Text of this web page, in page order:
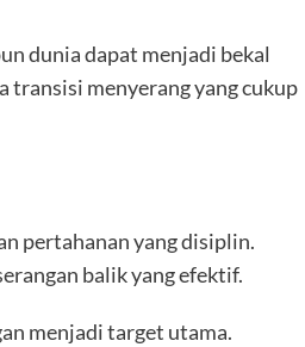
dunia dapat menjadi bekal
transisi menyerang yang cukup
pertahanan yang disiplin.
balik yang efektif.
menjadi target utama.